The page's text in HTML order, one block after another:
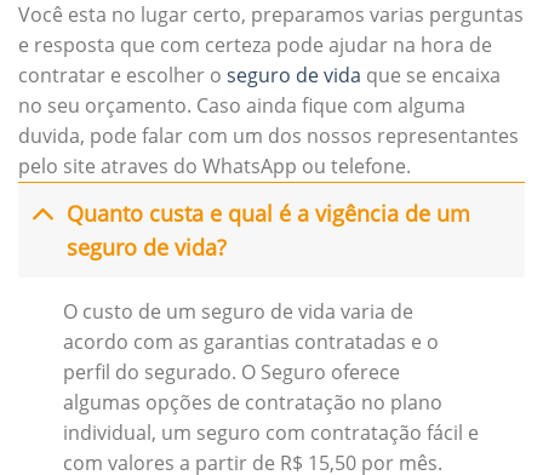
Você esta no lugar certo, preparamos varias perguntas
e resposta que com certeza pode ajudar na hora de
contratar e escolher o seguro de vida que se encaixa
no seu orçamento. Caso ainda fique com alguma
duvida, pode falar com um dos nossos representantes
pelo site atraves do WhatsApp ou telefone.
Quanto custa e qual é a vigência de um
seguro de vida?
O custo de um seguro de vida varia de
acordo com as garantias contratadas e o
perfil do segurado. O Seguro oferece
algumas opções de contratação no plano
individual, um seguro com contratação fácil e
com valores a partir de R$ 15,50 por mês.